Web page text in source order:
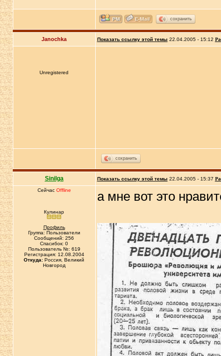
сохранить
Janochka Показать ссылку этой темы 22.04.2005 - 15:12
Unregistered
сохранить
Sinilga Показать ссылку этой темы 22.04.2005 - 15:37
Сейчас Offline
Кулинар
Профиль
Группа: Пользователи
Сообщений: 256
Спасибок: 0
Пользователь №: 619
Регистрация: 12.08.2004
Откуда: Россия, Великий
Новгород
а мне вот это